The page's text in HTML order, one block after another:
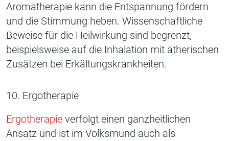
Aromatherapie kann die Entspannung fördern
und die Stimmung heben. Wissenschaftliche
Beweise für die Heilwirkung sind begrenzt,
beispielsweise auf die Inhalation mit ätherischen
Zusätzen bei Erkältungskrankheiten.
10. Ergotherapie
Ergotherapie verfolgt einen ganzheitlichen
Ansatz und ist im Volksmund auch als